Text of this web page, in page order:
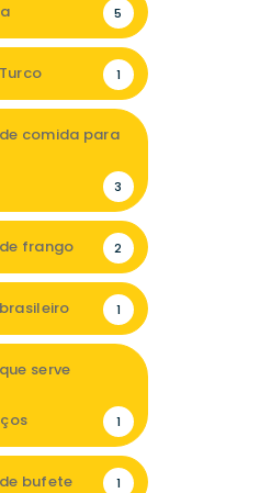
5
1
comida para
3
frango 2
1
serve
1
bufete 1